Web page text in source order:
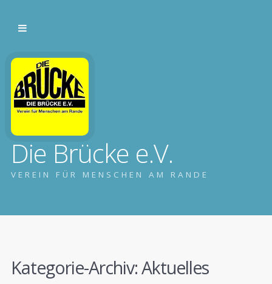
Die Brücke e.V.
VEREIN FÜR MENSCHEN AM RANDE
Kategorie-Archiv:Aktuelles